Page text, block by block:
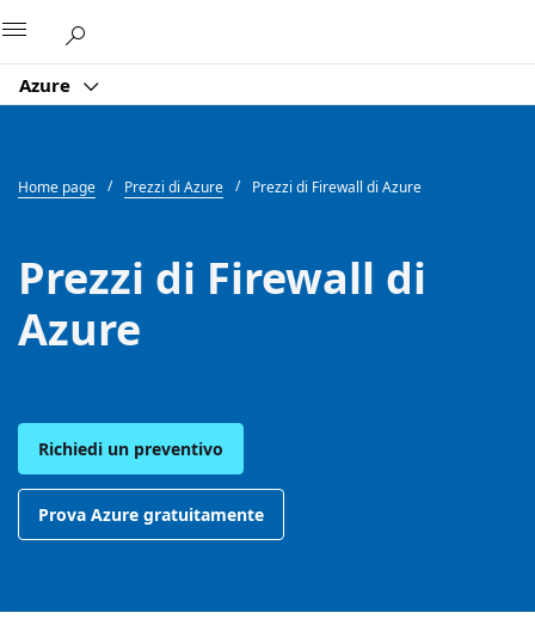
Azure
Home page Prezzi di Azure Prezzi di Firewall di Azure
Prezzi di Firewall di
Azure
Richiedi un preventivo
Prova Azure gratuitamente